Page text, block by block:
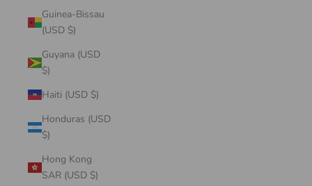
Guinea-Bissau
(USD $)
Guyana (USD
$)
Haiti (USD $)
Honduras (USD
$)
Hong Kong
SAR (USD $)